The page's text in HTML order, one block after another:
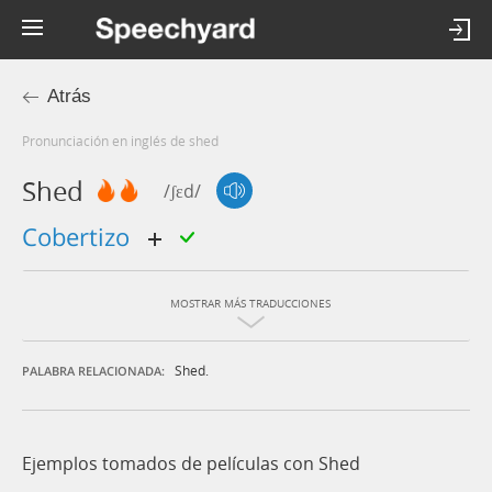
Atrás
Pronunciación en inglés de shed
Shed /ʃɛd/
cobertizo
MOSTRAR MÁS TRADUCCIONES
PALABRA RELACIONADA: Shed.
Ejemplos tomados de películas con Shed